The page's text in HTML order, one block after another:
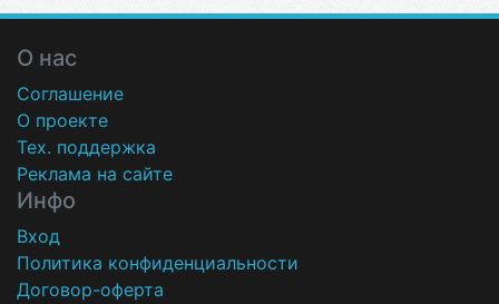
О нас
Соглашение
О проекте
Тех. поддержка
Реклама на сайте
Инфо
Вход
Политика конфиденциальности
Договор-оферта